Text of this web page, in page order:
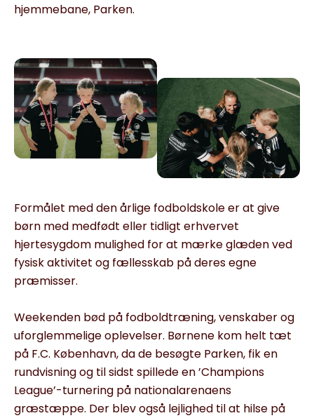
hjemmebane, Parken.
Formålet med den årlige fodboldskole er at give
børn med medfødt eller tidligt erhvervet
hjertesygdom mulighed for at mærke glæden ved
fysisk aktivitet og fællesskab på deres egne
præmisser.
Weekenden bød på fodboldtræning, venskaber og
uforglemmelige oplevelser. Børnene kom helt tæt
på F.C. København, da de besøgte Parken, fik en
rundvisning og til sidst spillede en ’Champions
League’-turnering på nationalarenaens
græstæppe. Der blev også lejlighed til at hilse på